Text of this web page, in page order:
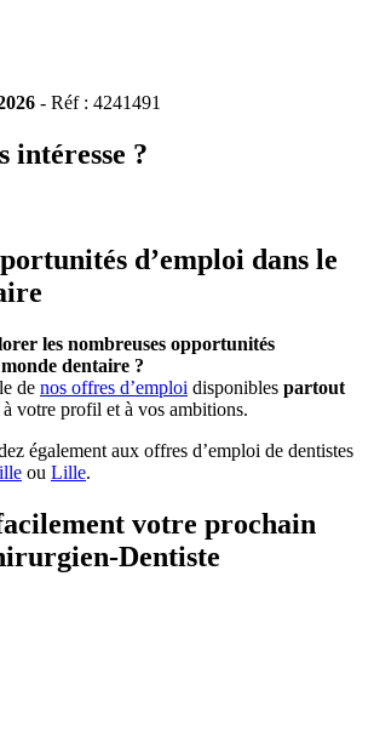
- Réf : 4241491
intéresse ?
d’emploi dans le
les nombreuses opportunités
dentaire ?
de nos offres d’emploi disponibles partout
à votre profil et à vos ambitions.
également aux offres d’emploi de dentistes
ou Lille.
votre prochain
Dentiste